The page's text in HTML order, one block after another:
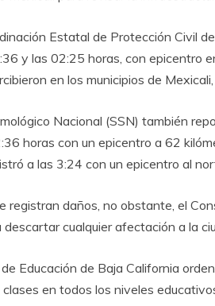
Estatal de Protección Civil
y las 02:25 horas, con epicentro
en los municipios de
Nacional (SSN) también
horas con un epicentro a 62
a las 3:24 con un epicentro al
registran daños, no obstante, el
cualquier afectación a la
Educación de Baja California
en todos los niveles